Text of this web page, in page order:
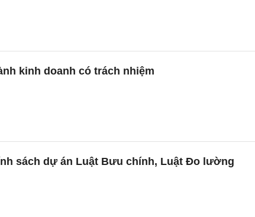
kinh doanh có trách nhiệm
sách dự án Luật Bưu chính, Luật Đo lường